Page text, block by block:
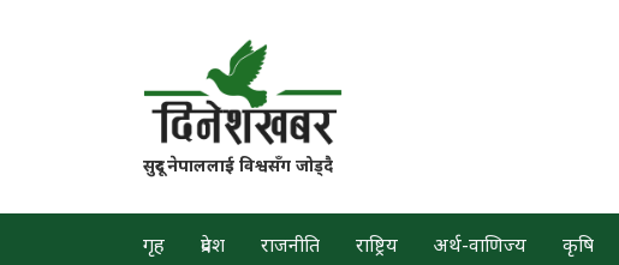
सुदूर नेपाललाई विश्वसँग जोड्दै
गृह प्रदेश राजनीति राष्ट्रिय अर्थ-वाणिज्य कृषि